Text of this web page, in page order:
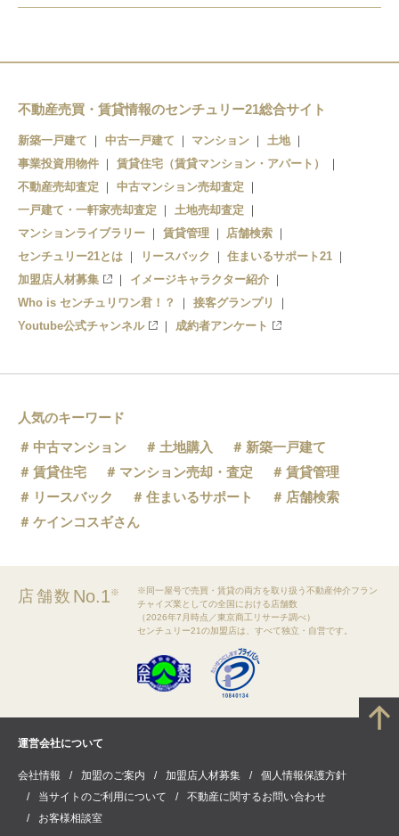
光善寺
香里園
不動産売買・賃貸情報のセンチュリー21総合サイト
新築一戸建て 中古一戸建て マンション
土地
事業投資用物件
賃貸住宅（賃貸マンション・アパート）
不動産売却査定
中古マンション売却査定
一戸建て・一軒家売却査定
土地売却査定
マンションライブラリー
賃貸管理
店舗検索
センチュリー21とは
リースバック
住まいるサポート21
加盟店人材募集
イメージキャラクター紹介
Who is センチュリワン君！？
接客グランプリ
Youtube公式チャンネル
成約者アンケート
人気のキーワード
中古マンション
土地購入
新築一戸建て
賃貸住宅
マンション売却・査定
賃貸管理
リースバック
住まいるサポート
店舗検索
ケインコスギさん
店舗数 No.1※
※同一屋号で売買・賃貸の両方を取り扱う不動産仲介フラン
チャイズ業としての全国における店舗数
（2026年7月時点／東京商工リサーチ調べ）
センチュリー21の加盟店は、すべて独立・自営です。
運営会社について
会社情報 加盟のご案内 加盟店人材募集
個人情報保護方針
当サイトのご利用について
不動産に関するお問い合わせ
お客様相談室